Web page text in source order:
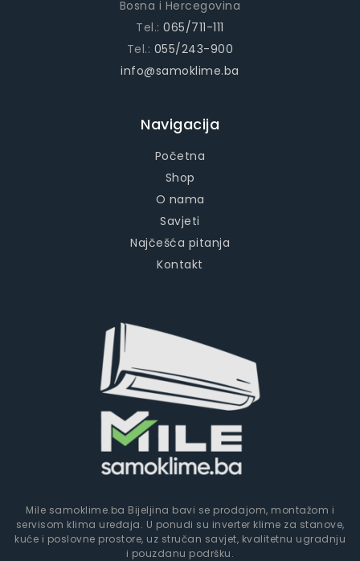
Bosna i Hercegovina
Tel.:065/711-111
Tel.: 055/243-900
info@samoklime.ba
Navigacija
Početna
Shop
O nama
Savjeti
Najčešća pitanja
Kontakt
Mile samoklime.ba Bijeljina bavi se prodajom, montažom i
servisom klima uređaja. U ponudi su inverter klime za stanove,
kuće i poslovne prostore, uz stručan savjet, kvalitetnu ugradnju
i pouzdanu podršku.